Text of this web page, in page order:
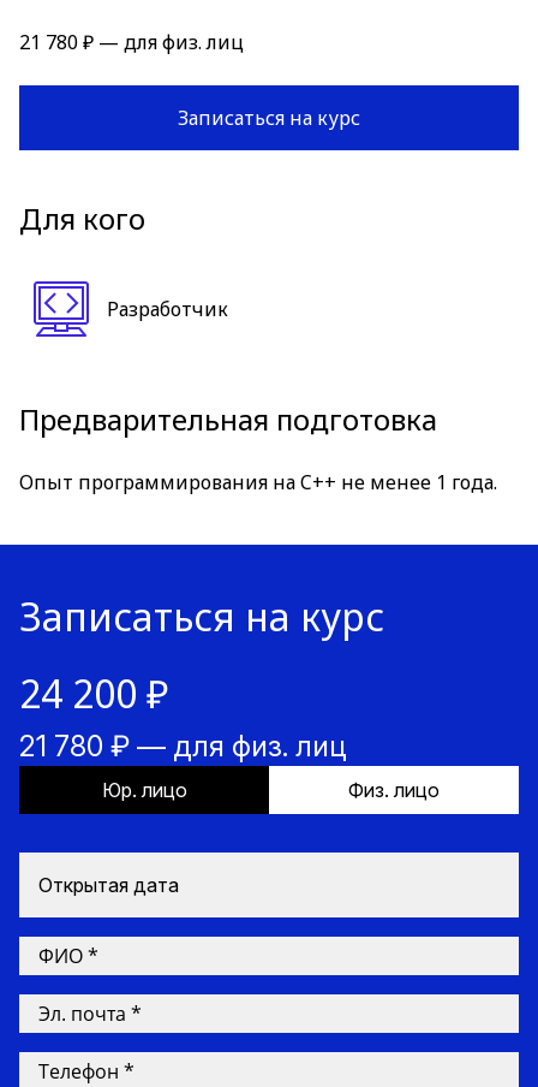
21 780 ₽ — для физ. лиц
Записаться на курс
Для кого
Разработчик
Предварительная подготовка
Опыт программирования на C++ не менее 1 года.
Записаться на курс
24 200 ₽
21 780 ₽ — для физ. лиц
Юр. лицо Физ. лицо
Открытая дата